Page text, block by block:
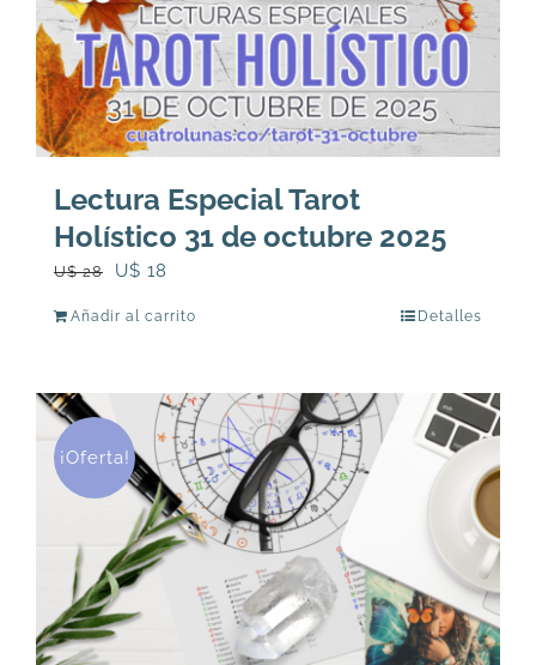
Carrito
Lectura Especial Tarot
Holístico 31 de octubre 2025
U$28
El
U$
28.
U$ 18
U$
18.
Añadir al carrito Detalles
¡Oferta!